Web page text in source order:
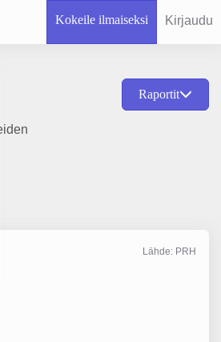
Kokeile ilmaiseksi Kirjaudu
Raportit
Lähde: PRH